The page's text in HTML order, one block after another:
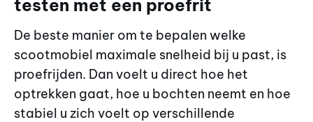
testen met een proefrit
De beste manier om te bepalen welke
scootmobiel maximale snelheid bij u past, is
proefrijden. Dan voelt u direct hoe het
optrekken gaat, hoe u bochten neemt en hoe
stabiel u zich voelt op verschillende